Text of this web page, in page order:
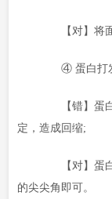
【对】将面
④ 蛋白打
【错】蛋白
定，造成回缩;
【对】蛋白
的尖尖角即可。